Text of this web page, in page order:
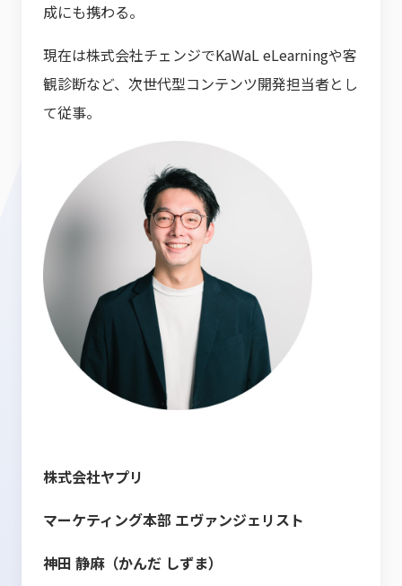
成にも携わる。
現在は株式会社チェンジでKaWaL eLearningや客
観診断など、次世代型コンテンツ開発担当者とし
て従事。
株式会社ヤプリ
マーケティング本部 エヴァンジェリスト
神田 静麻（かんだ しずま）